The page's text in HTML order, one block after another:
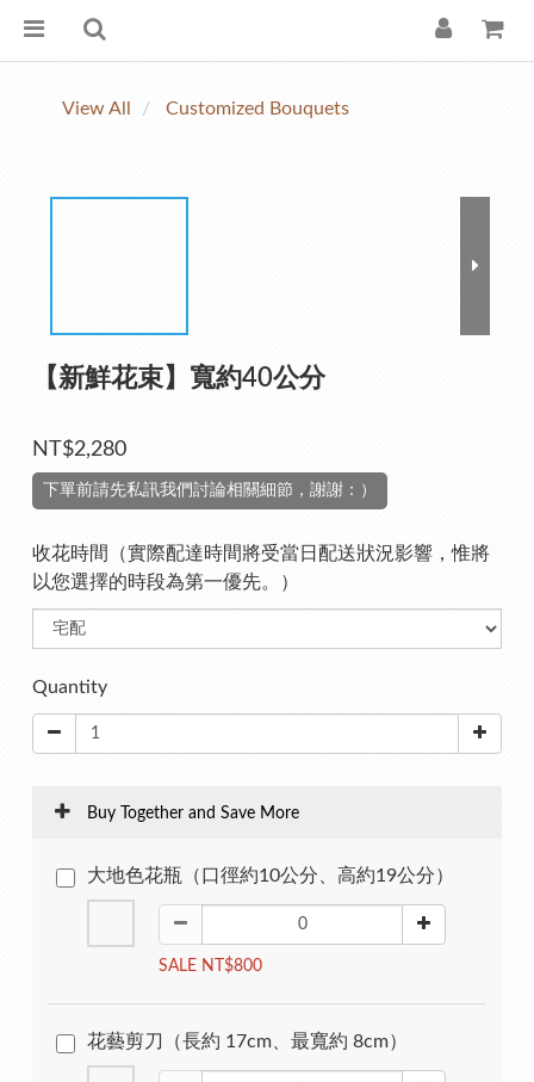
View All Customized Bouquets
【新鮮花束】寬約40公分
NT$2,280
下單前請先私訊我們討論相關細節，謝謝：）
收花時間（實際配達時間將受當日配送狀況影響，惟將
以您選擇的時段為第一優先。）
Quantity
Buy Together and Save More
大地色花瓶（口徑約10公分、高約19公分）
SALE NT$800
花藝剪刀（長約 17cm、最寬約 8cm）